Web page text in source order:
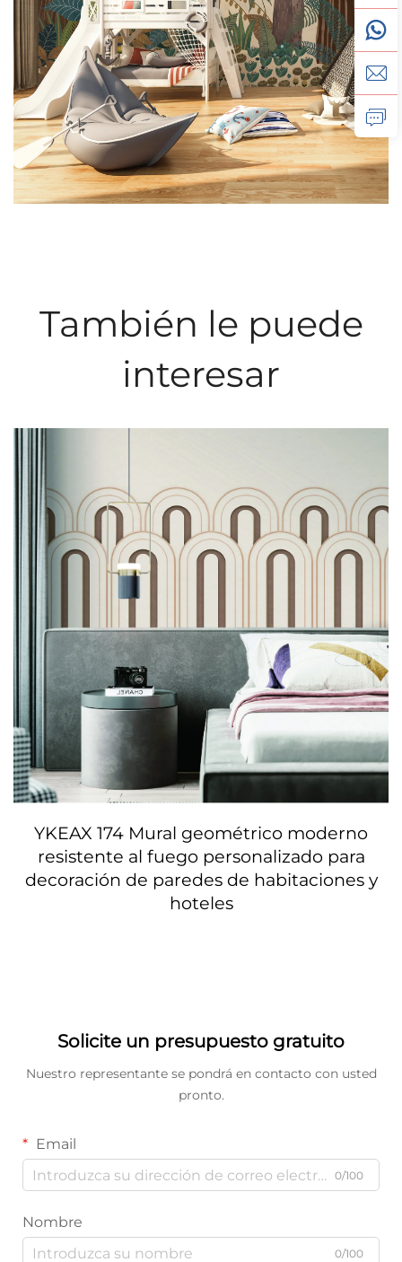
También le puede
interesar
YKEAX 174 Mural geométrico moderno
resistente al fuego personalizado para
decoración de paredes de habitaciones y
hoteles
Solicite un presupuesto gratuito
Nuestro representante se pondrá en contacto con usted
pronto.
Email
0/100
Nombre
0/100